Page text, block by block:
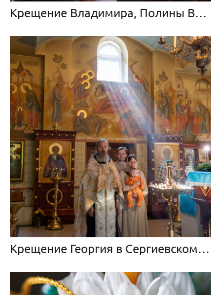
Крещение Владимира, Полины Вероники
Крещение Георгия в Сергиевском храме пос. Кратово